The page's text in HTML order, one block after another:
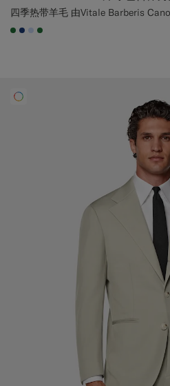
四季热带羊毛 由Vitale Barberis
#227038
#1C3D7A
#CCDCF9
#227038